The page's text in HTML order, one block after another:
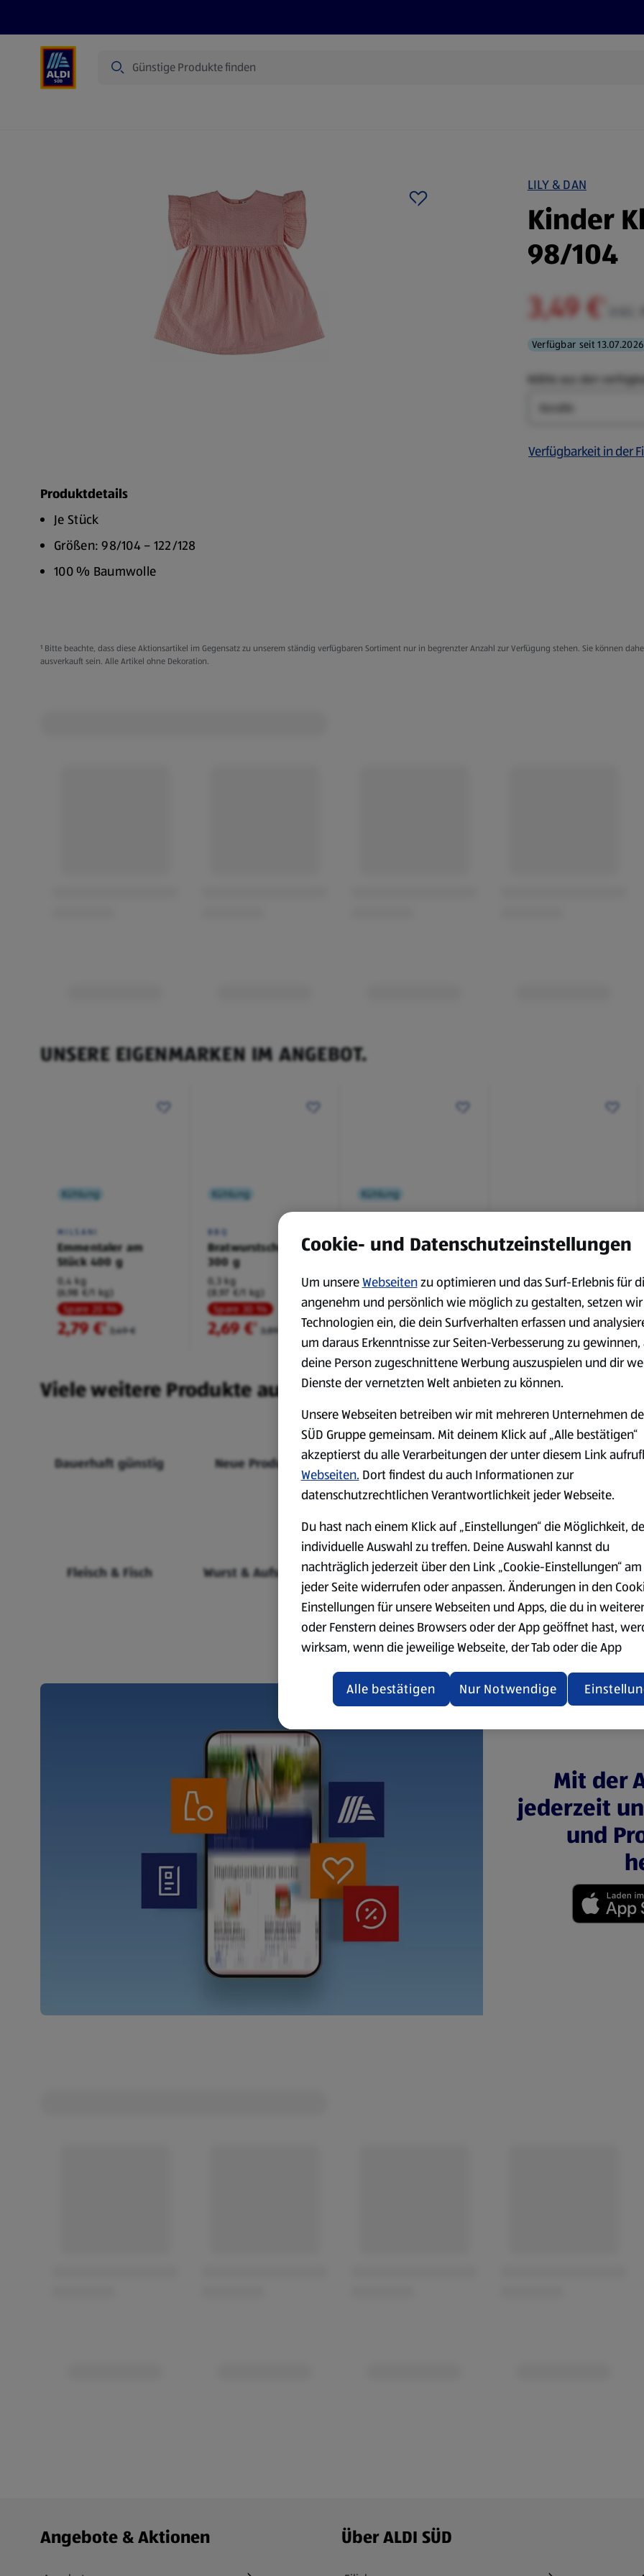
LILY & DAN
Kinder
98/104
3,49 €
Verfügbar seit 13.07.2026
Wähle aus den
Verfügbarkeit in der
Produktdetails
Je Stück
Größen: 98/104 – 122/128
100 % Baumwolle
Lockere Passform
¹ Bitte beachte, dass diese Aktionsartikel im Gegensatz zu unserem ständig verfügbaren Sortiment nur in begrenzter Anzahl zur Verfügung stehen. Sie können
ausverkauft sein. Alle Artikel ohne Dekoration.
UNSERE EIGENMARKEN IM ANGEBOT.
Kühlung
MILSANI
Emmentaler am
Stück 400 g
0,4 kg
(6,98 €/1 kg)
Spare 20 %
2,79 €² 3,49 €
Kühlung
BBQ
Bratwurstschnecke
300 g
0,3 kg
(8,97 €/1 kg)
Spare 30 %
2,69 €² 3,89 €
Kühlung
Laugenbaguette mit
0,18 kg
(4,51 €/1 kg)
Spare 38 %
0,79 €² 1,29 €
Bianco Toscana IGT
0,75 l
Spare 20 %
2,79 €² 3,49 €
Viele weitere Produkte aus unserem Sortiment.
Dauerhaft günstig Neue Produkte Markenprodukte Bio-Produkte
Fleisch & Fisch Wurst & Aufschnitt Käse
Milchprodukte &
Eier
Mit der
jederzeit
und
Fußzeilenmenü - weitere Links
Angebote & Aktionen Über ALDI SÜD
Cookie- und Datenschutzeinstellungen
Um unsereWebseitenzu optimieren und das Surf-Erlebnis für
angenehm und persönlich wie möglich zu gestalten, setzen wir
Technologien ein, die dein Surfverhalten erfassen und
um daraus Erkenntnisse zur Seiten-Verbesserung zu gewinnen,
deine Person zugeschnittene Werbung auszuspielen und dir
Dienste der vernetzten Welt anbieten zu können.
Unsere Webseiten betreiben wir mit mehreren Unternehmen
SÜD Gruppe gemeinsam. Mit deinem Klick auf „Alle bestätigen“
akzeptierst du alle Verarbeitungen der unter diesem Link
Webseiten. Dort findest du auch Informationen zur
datenschutzrechtlichen Verantwortlichkeit jeder Webseite.
Du hast nach einem Klick auf „Einstellungen“ die Möglichkeit,
individuelle Auswahl zu treffen. Deine Auswahl kannst du
nachträglich jederzeit über den Link „Cookie-Einstellungen“
jeder Seite widerrufen oder anpassen. Änderungen in den
Einstellungen für unsere Webseiten und Apps, die du in
oder Fenstern deines Browsers oder der App geöffnet hast,
wirksam, wenn die jeweilige Webseite, der Tab oder die App
aktualisiert oder geschlossen und anschließend wieder geöffnet
Datenschutzerklärung zur Verfügung.
Übersicht der Webseitenbetreiber und Datenschutzerklärungen
Nur Notwendige
Alle bestätigen